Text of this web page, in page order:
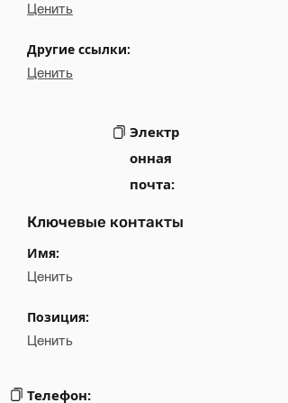
Ценить
Другие ссылки:
Ценить
Электр
онная
почта:
Ключевые контакты
Имя:
Ценить
Позиция:
Ценить
Телефон: